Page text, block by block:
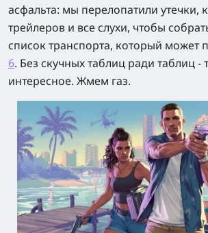
асфальта: мы перелопатили утечки,
трейлеров и все слухи, чтобы
список транспорта, который может
6. Без скучных таблиц ради таблиц -
интересное. Жмем газ.